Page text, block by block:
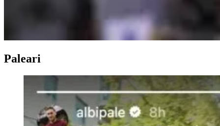
Paleari